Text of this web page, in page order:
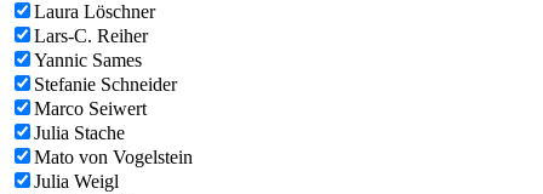
Laura Löschner
Lars-C. Reiher
Yannic Sames
Stefanie Schneider
Marco Seiwert
Julia Stache
Mato von Vogelstein
Julia Weigl